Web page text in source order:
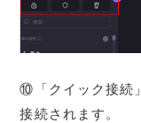
⑩「クイック接続
接続されます。